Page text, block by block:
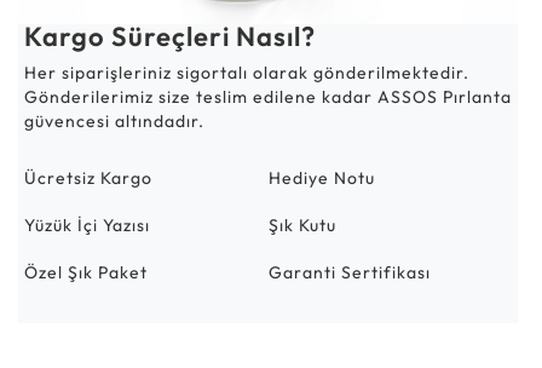
Kargo Süreçleri Nasıl?
Her siparişleriniz sigortalı olarak gönderilmektedir.
Gönderilerimiz size teslim edilene kadar ASSOS Pırlanta
güvencesi altındadır.
Ücretsiz Kargo Hediye Notu
Yüzük İçi Yazısı Şık Kutu
Özel Şık Paket Garanti Sertifikası